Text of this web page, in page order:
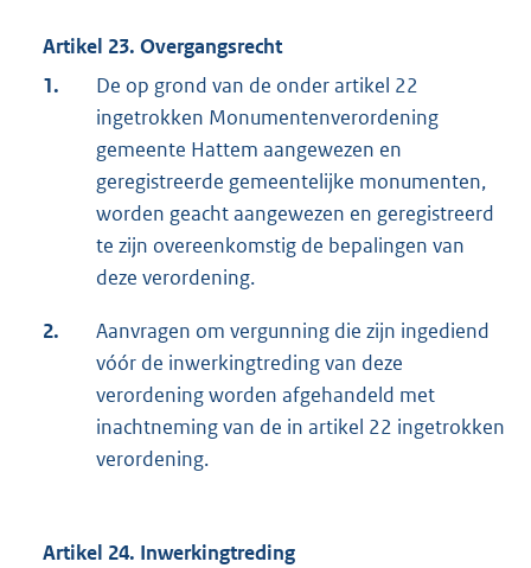
Artikel 23. Overgangsrecht
1.
De op grond van de onder artikel 22
ingetrokken Monumentenverordening
gemeente Hattem aangewezen en
geregistreerde gemeentelijke monumenten,
worden geacht aangewezen en geregistreerd
te zijn overeenkomstig de bepalingen van
deze verordening.
2.
Aanvragen om vergunning die zijn ingediend
vóór de inwerkingtreding van deze
verordening worden afgehandeld met
inachtneming van de in artikel 22 ingetrokken
verordening.
Artikel 24. Inwerkingtreding